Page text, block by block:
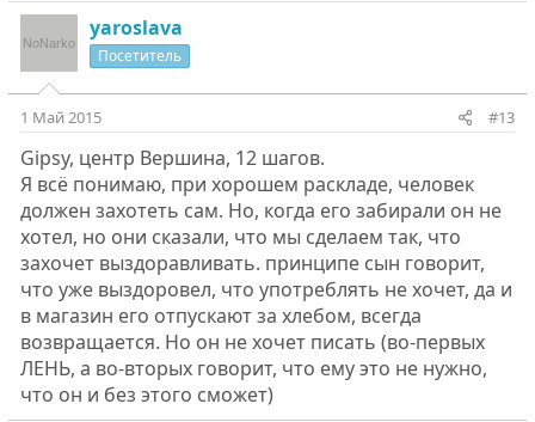
yaroslava
Посетитель
1 Май 2015 #13
Gipsy, центр Вершина, 12 шагов.
Я всё понимаю, при хорошем раскладе, человек
должен захотеть сам. Но, когда его забирали он не
хотел, но они сказали, что мы сделаем так, что
захочет выздоравливать. принципе сын говорит,
что уже выздоровел, что употреблять не хочет, да и
в магазин его отпускают за хлебом, всегда
возвращается. Но он не хочет писать (во-первых
ЛЕНЬ, а во-вторых говорит, что ему это не нужно,
что он и без этого сможет)